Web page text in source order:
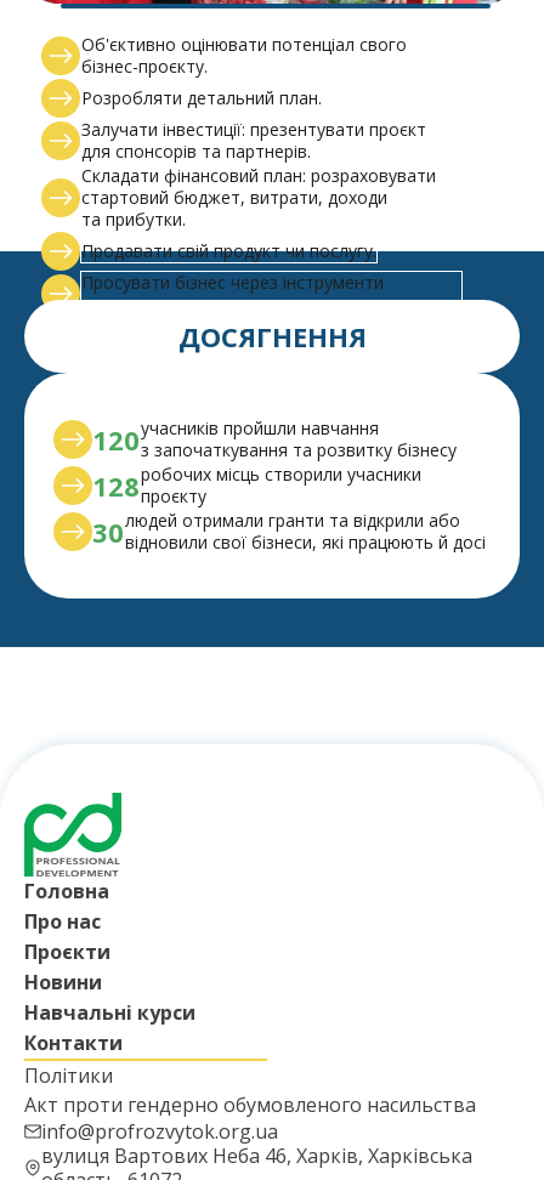
Об'єктивно оцінювати потенціал свого
бізнес-проєкту.
Розробляти детальний план.
Залучати інвестиції: презентувати проєкт
для спонсорів та партнерів.
Складати фінансовий план: розраховувати
стартовий бюджет, витрати, доходи
та прибутки.
Продавати свій продукт чи послугу.
Просувати бізнес через інструменти
маркетингу.
ДОСЯГНЕННЯ
120учасників пройшли навчання
з започаткування та розвитку бізнесу
128робочих місць створили учасники
проєкту
30людей отримали гранти та відкрили або
відновили свої бізнеси, які працюють й досі
Головна
Про нас
Проєкти
Новини
Навчальні курси
Контакти
Політики
Акт проти гендерно обумовленого насильства
info@profrozvytok.org.ua
вулиця Вартових Неба 46, Харків, Харківська